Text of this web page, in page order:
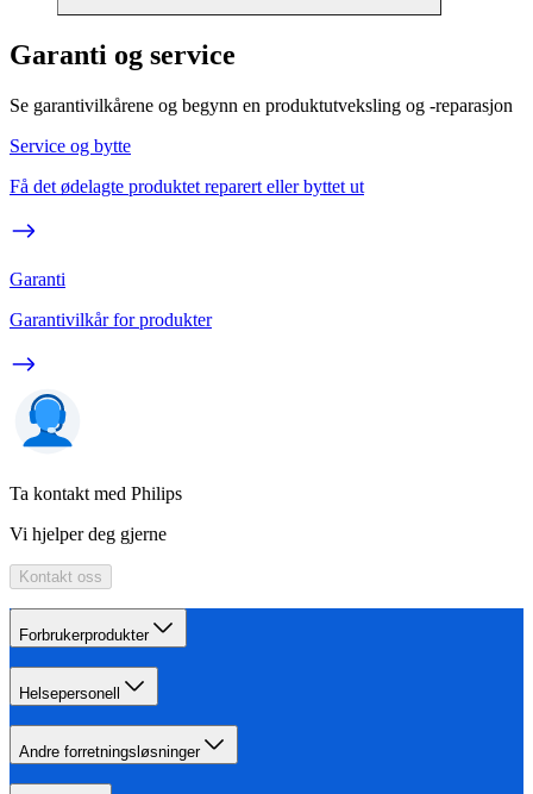
Garanti og service
Se garantivilkårene og begynn en produktutveksling og -reparasjon
Service og bytte
Få det ødelagte produktet reparert eller byttet ut
Garanti
Garantivilkår for produkter
Ta kontakt med Philips
Vi hjelper deg gjerne
Kontakt oss
Forbrukerprodukter
Helsepersonell
Andre forretningsløsninger